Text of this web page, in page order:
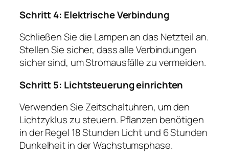
Schritt 4: Elektrische Verbindung
Schließen Sie die Lampen an das Netzteil an.
Stellen Sie sicher, dass alle Verbindungen
sicher sind, um Stromausfälle zu vermeiden.
Schritt 5: Lichtsteuerung einrichten
Verwenden Sie Zeitschaltuhren, um den
Lichtzyklus zu steuern. Pflanzen benötigen
in der Regel 18 Stunden Licht und 6 Stunden
Dunkelheit in der Wachstumsphase.